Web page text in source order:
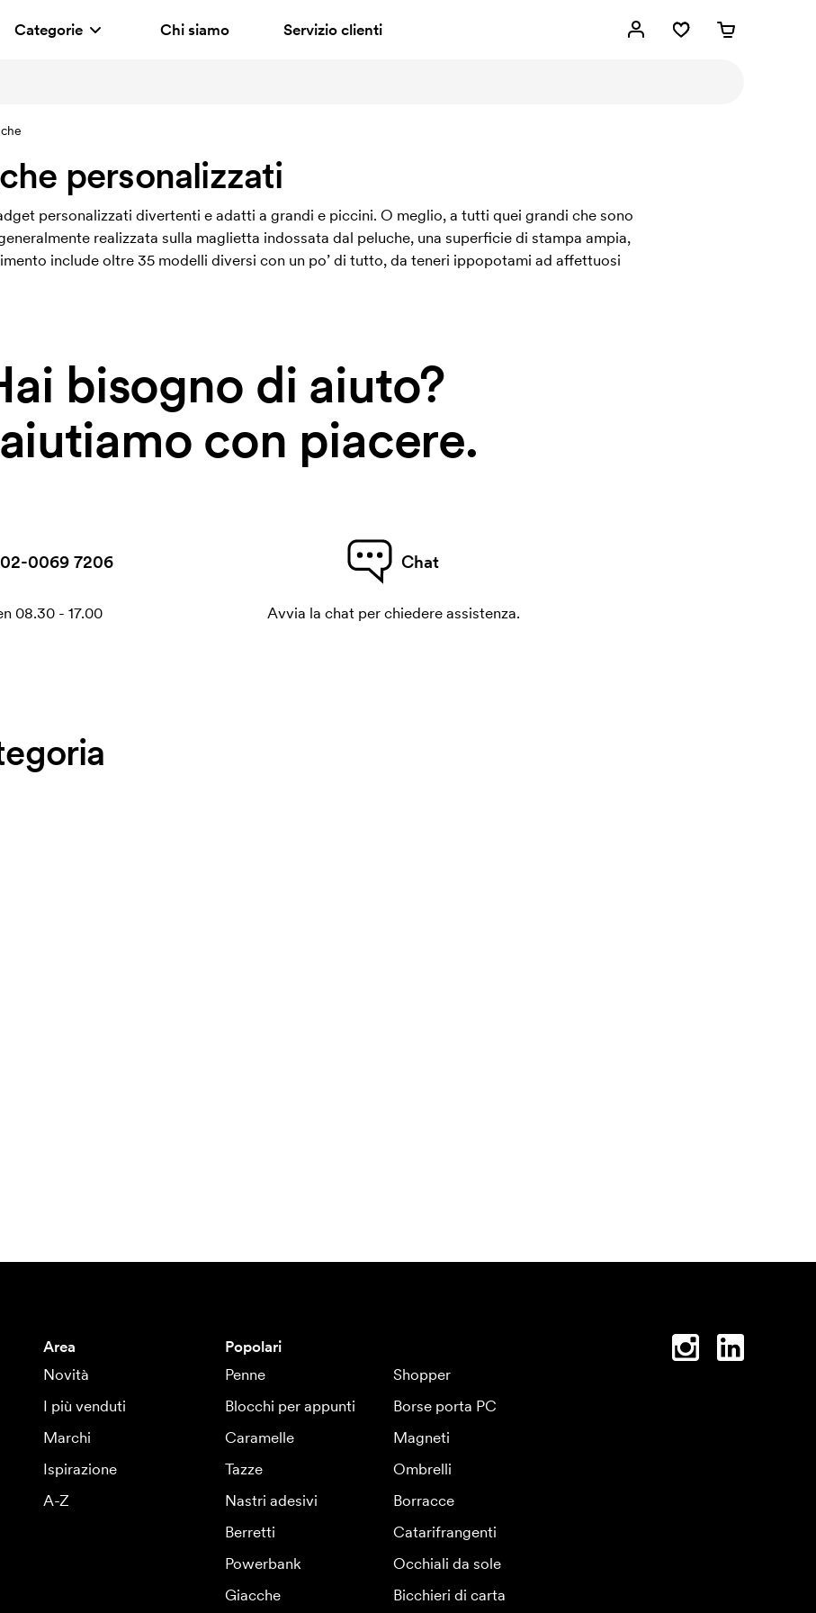
Categorie Chi siamo Servizio clienti
personalizzati
personalizzati divertenti e adatti a grandi e piccini. O meglio, a tutti quei grandi che sono
realizzata sulla maglietta indossata dal peluche, una superficie di stampa ampia,
include oltre 35 modelli diversi con un po’ di tutto, da teneri ippopotami ad affettuosi
bisogno di aiuto?
con piacere.
02-0069 7206
08.30 - 17.00
Chat
Avvia la chat per chiedere assistenza.
Area
Novità
I più venduti
Marchi
Ispirazione
A-Z
Popolari
Penne
Shopper
Blocchi per appunti
Borse porta PC
Caramelle
Magneti
Tazze
Ombrelli
Nastri adesivi
Borracce
Berretti
Catarifrangenti
Powerbank
Occhiali da sole
Giacche
Bicchieri di carta